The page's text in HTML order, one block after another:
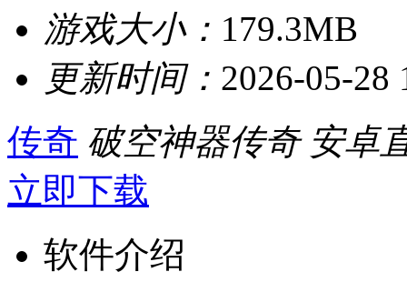
游戏大小： 179.3MB
更新时间： 2026-05-28
传奇 破空神器传奇 安卓
立即下载
软件介绍